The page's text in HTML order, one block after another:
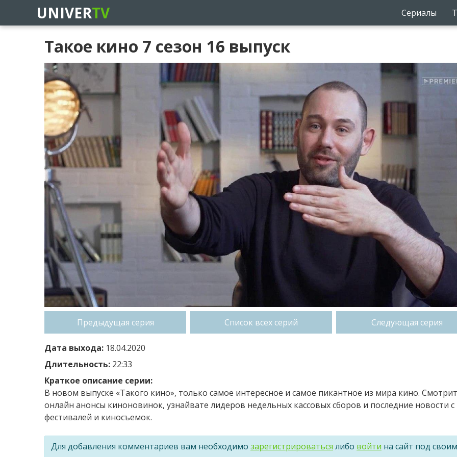
UNIVERTV Сериалы
Такое кино 7 сезон 16 выпуск
Предыдущая серия Список всех серий Следующая серия
Дата выхода: 18.04.2020
Длительность: 22:33
Краткое описание серии:
В новом выпуске «Такого кино», только самое интересное и самое пикантное из мира кино.
онлайн анонсы киноновинок, узнайвате лидеров недельных кассовых сборов и последние новости с
фестивалей и киносъемок.
Для добавления комментариев вам необходимо зарегистрироваться либо войти на сайт под своим